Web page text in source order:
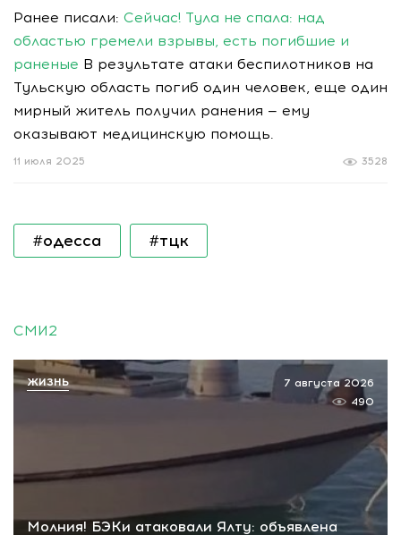
Ранее писали: Сейчас! Тула не спала: над
областью гремели взрывы, есть погибшие и
раненые В результате атаки беспилотников на
Тульскую область погиб один человек, еще один
мирный житель получил ранения — ему
оказывают медицинскую помощь.
3528
11 июля 2025
#одесса #тцк
СМИ2
Молния! БЭКи атаковали Ялту: объявлена
7 августа 2026
490
ЖИЗНЬ